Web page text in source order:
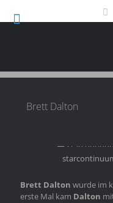
Brett Dalton
Brett Dalton wurde im
erste Mal kam Dalton